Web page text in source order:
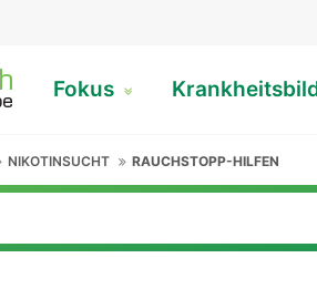
Fokus
NIKOTINSUCHT RAUCHSTOPP-HILFEN